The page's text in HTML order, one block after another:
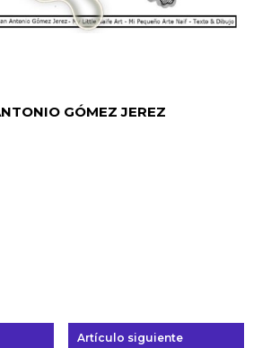
GÓMEZ JEREZ
Artículo siguiente